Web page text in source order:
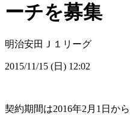
ーチを募集
明治安田Ｊ１リーグ
2015/11/15 (日) 12:02
契約期間は2016年2月1日か